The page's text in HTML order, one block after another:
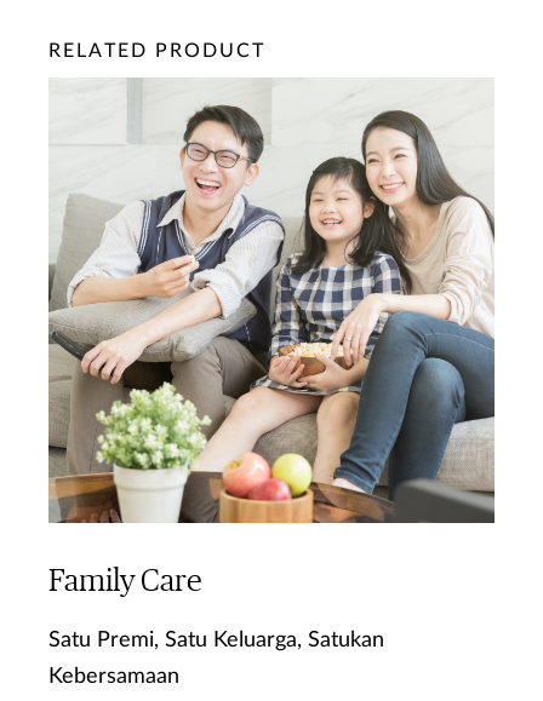
RELATED PRODUCT
Family Care
Satu Premi, Satu Keluarga, Satukan
Kebersamaan